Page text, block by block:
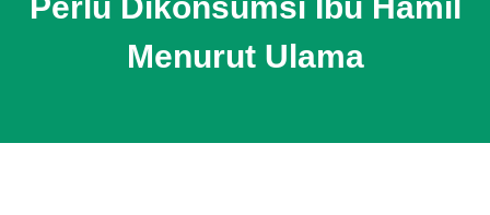
Menurut Ulama